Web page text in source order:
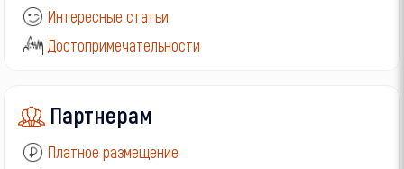
Интересные статьи
Достопримечательности
Партнерам
Платное размещение